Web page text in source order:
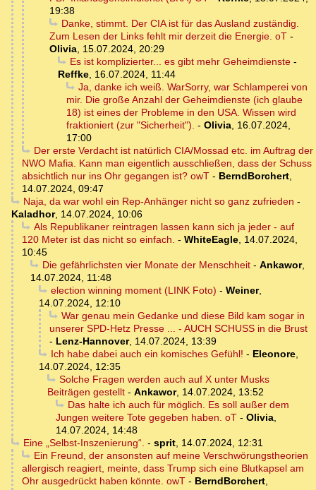
19:38
Danke, stimmt. Der CIA ist für das Ausland zuständig.
Zum Lesen der Links fehlt mir derzeit die Energie. oT -
Olivia, 15.07.2024, 20:29
Es ist komplizierter... es gibt mehr Geheimdienste-
Reffke, 16.07.2024, 11:44
Ja, danke ich weiß. WarSorry, war Schlamperei von
mir. Die große Anzahl der Geheimdienste (ich glaube
18) ist eines der Probleme in den USA. Wissen wird
fraktioniert (zur "Sicherheit"). - Olivia, 16.07.2024,
17:00
Der erste Verdacht ist natürlich CIA/Mossad etc. im Auftrag der
NWO Mafia. Kann man eigentlich ausschließen, dass der Schuss
absichtlich nur ins Ohr gegangen ist? owT - BerndBorchert,
14.07.2024, 09:47
Naja, da war wohl ein Rep-Anhänger nicht so ganz zufrieden -
Kaladhor, 14.07.2024, 10:06
Als Republikaner reintragen lassen kann sich ja jeder - auf
120 Meter ist das nicht so einfach. - WhiteEagle, 14.07.2024,
10:45
Die gefährlichsten vier Monate der Menschheit- Ankawor,
14.07.2024, 11:48
election winning moment (LINK Foto) - Weiner,
14.07.2024, 12:10
War genau mein Gedanke und diese Bild kam sogar in
unserer SPD-Hetz Presse ... - AUCH SCHUSS in die Brust
- Lenz-Hannover, 14.07.2024, 13:39
Ich habe dabei auch ein komisches Gefühl! - Eleonore,
14.07.2024, 12:35
Solche Fragen werden auch auf X unter Musks
Beiträgen gestellt - Ankawor, 14.07.2024, 13:52
Das halte ich auch für möglich. Es soll außer dem
Jungen weitere Tote gegeben haben. oT - Olivia,
14.07.2024, 14:48
Eine „Selbst-Inszenierung“. - sprit, 14.07.2024, 12:31
Ein Freund, der ansonsten auf meine Verschwörungstheorien
allergisch reagiert, meinte, dass Trump sich eine Blutkapsel am
Ohr ausgedrückt haben könnte. owT - BerndBorchert,